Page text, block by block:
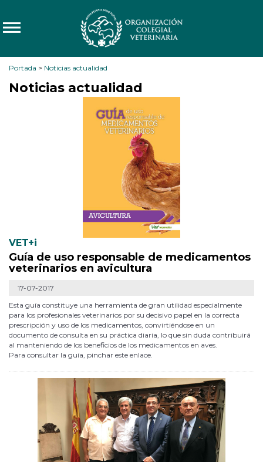
Portada > Noticias actualidad
Noticias actualidad
VET+i
Guía de uso responsable de medicamentos
veterinarios en avicultura
17-07-2017
Esta guía constituye una herramienta de gran utilidad especialmente
para los profesionales veterinarios por su decisivo papel en la correcta
prescripción y uso de los medicamentos, convirtiéndose en un
documento de consulta en su práctica diaria, lo que sin duda contribuirá
al manteniendo de los beneficios de los medicamentos en aves.
Para consultar la guía, pinchar este enlace.